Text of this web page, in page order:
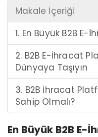
Makale İçeriği
1. En Büyük B2B
2. B2B E-İhracat
Dünyaya Taşıyın
3. B2B İhracat
Sahip Olmalı?
En Büyük B2B